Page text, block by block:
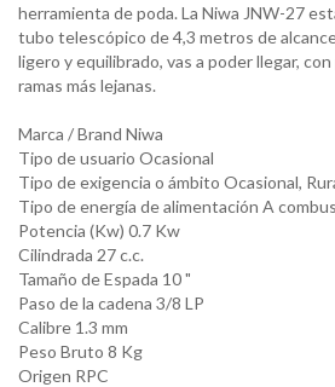
herramienta de poda. La Niwa JNW-27
tubo telescópico de 4,3 metros de
ligero y equilibrado, vas a poder llegar,
ramas más lejanas.
Marca / Brand Niwa
Tipo de usuario Ocasional
Tipo de exigencia o ámbito Ocasional,
Tipo de energía de alimentación A
Potencia (Kw) 0.7 Kw
Cilindrada 27 c.c.
Tamaño de Espada 10 "
Paso de la cadena 3/8 LP
Calibre 1.3 mm
Peso Bruto 8 Kg
Origen RPC